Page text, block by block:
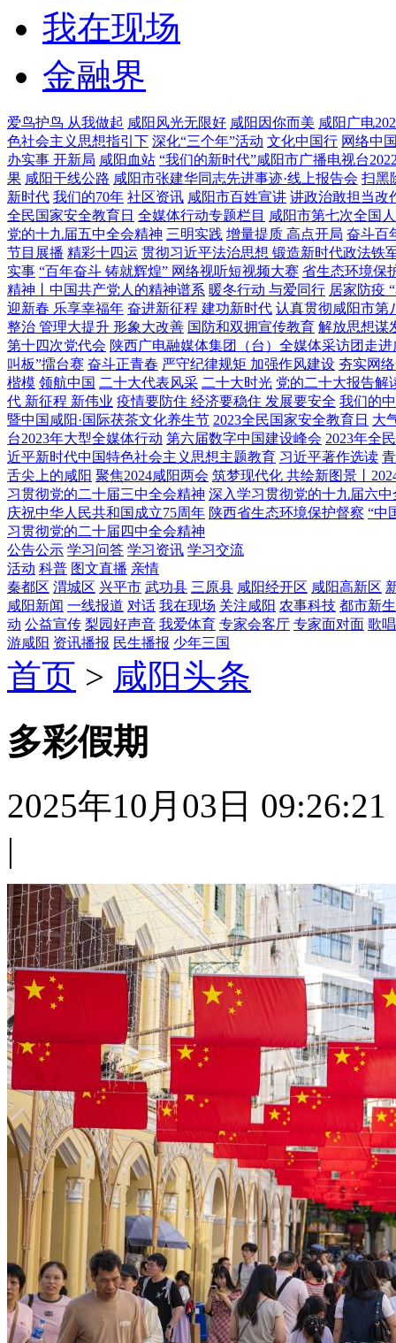
我在现场
金融界
爱鸟护鸟 从我做起 咸阳风光无限好 咸阳因你而美 咸阳广电
色社会主义思想指引下 深化“三个年”活动 文化中国行 网络中
办实事 开新局 咸阳血站 “我们的新时代”咸阳市广播电视台
果 咸阳干线公路 咸阳市张建华同志先进事迹·线上报告会 扫黑
新时代 我们的70年 社区资讯 咸阳市百姓宣讲 讲政治敢担当改
全民国家安全教育日 全媒体行动专题栏目 咸阳市第七次全国
党的十九届五中全会精神 三明实践 增量提质 高点开局 奋斗百
节目展播 精彩十四运 贯彻习近平法治思想 锻造新时代政法铁
实事 “百年奋斗 铸就辉煌” 网络视听短视频大赛 省生态环境保
精神丨中国共产党人的精神谱系 暖冬行动 与爱同行 居家防疫
迎新春 乐享幸福年 奋进新征程 建功新时代 认真贯彻咸阳市第
整治 管理大提升 形象大改善 国防和双拥宣传教育 解放思想谋
第十四次党代会 陕西广电融媒体集团（台）全媒体采访团走进
叫板”擂台赛 奋斗正青春 严守纪律规矩 加强作风建设 夯实网
楷模 领航中国 二十大代表风采 二十大时光 党的二十大报告解
代 新征程 新伟业 疫情要防住 经济要稳住 发展要安全 我们的
暨中国咸阳·国际茯茶文化养生节 2023全民国家安全教育日 大
台2023年大型全媒体行动 第六届数字中国建设峰会 2023年全
近平新时代中国特色社会主义思想主题教育 习近平著作选读
舌尖上的咸阳 聚焦2024咸阳两会 筑梦现代化 共绘新图景丨
习贯彻党的二十届三中全会精神 深入学习贯彻党的十九届六中
庆祝中华人民共和国成立75周年 陕西省生态环境保护督察 “中
习贯彻党的二十届四中全会精神
公告公示 学习问答 学习资讯 学习交流
活动 科普 图文直播 亲情
秦都区 渭城区 兴平市 武功县 三原县 咸阳经开区 咸阳高新区
咸阳新闻 一线报道 对话 我在现场 关注咸阳 农事科技 都市新
动 公益宣传 梨园好声音 我爱体育 专家会客厅 专家面对面 歌
游咸阳 资讯播报 民生播报 少年三国
首页 > 咸阳头条
多彩假期
2025年10月03日 09:26:21
|